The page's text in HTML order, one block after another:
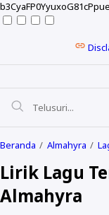
Beranda Almahyra
Lirik Lagu
Almahyra